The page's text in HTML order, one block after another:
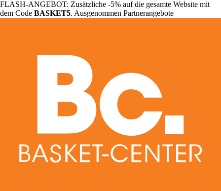
FLASH-ANGEBOT: Zusätzliche -5% auf die gesamte Website mit
dem Code BASKET5. Ausgenommen Partnerangebote